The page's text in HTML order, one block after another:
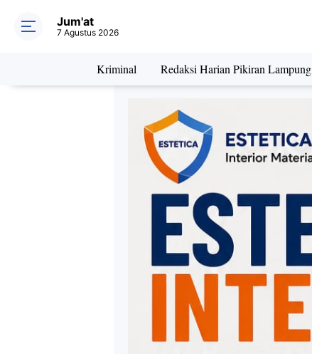
Jum'at
7 Agustus 2026
Kriminal Redaksi Harian Pikiran Lampung